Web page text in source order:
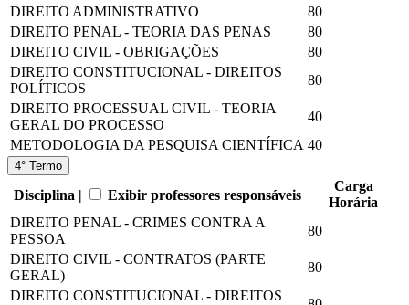
DIREITO ADMINISTRATIVO
80
DIREITO PENAL - TEORIA DAS PENAS
80
DIREITO CIVIL - OBRIGAÇÕES
80
DIREITO CONSTITUCIONAL - DIREITOS
POLÍTICOS
80
DIREITO PROCESSUAL CIVIL - TEORIA
GERAL DO PROCESSO
40
METODOLOGIA DA PESQUISA CIENTÍFICA 40
4° Termo
Disciplina | Exibir professores responsáveis
Carga
Horária
DIREITO PENAL - CRIMES CONTRA A
PESSOA
80
DIREITO CIVIL - CONTRATOS (PARTE
GERAL)
80
DIREITO CONSTITUCIONAL - DIREITOS